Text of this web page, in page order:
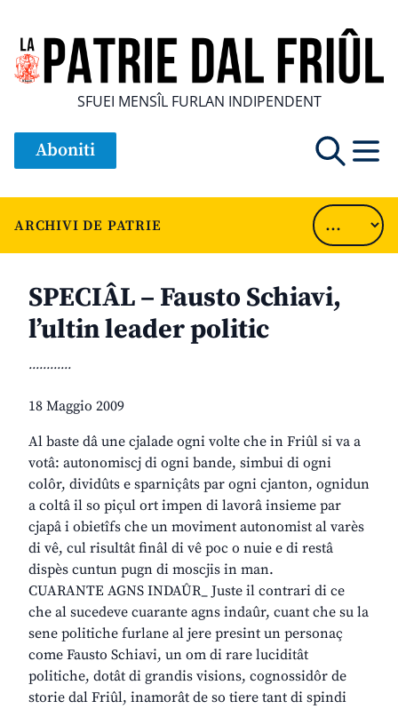
SFUEI MENSÎL FURLAN INDIPENDENT
Aboniti
ARCHIVI DE PATRIE
SPECIÂL – Fausto Schiavi,
l’ultin leader politic
............
18 Maggio 2009
Al baste dâ une cjalade ogni volte che in Friûl si va a
votâ: autonomiscj di ogni bande, simbui di ogni
colôr, dividûts e sparniçâts par ogni cjanton, ognidun
a coltâ il so piçul ort impen di lavorâ insieme par
cjapâ i obietîfs che un moviment autonomist al varès
di vê, cul risultât finâl di vê poc o nuie e di restâ
dispès cuntun pugn di moscjis in man.
CUARANTE AGNS INDAÛR_ Juste il contrari di ce
che al sucedeve cuarante agns indaûr, cuant che su la
sene politiche furlane al jere presint un personaç
come Fausto Schiavi, un om di rare luciditât
politiche, dotât di grandis visions, cognossidôr de
storie dal Friûl, inamorât de so tiere tant di spindi